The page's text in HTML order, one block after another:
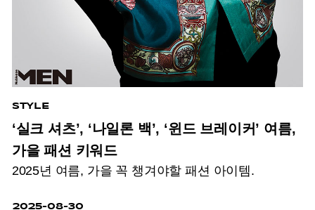
STYLE
‘실크 셔츠’, ‘나일론 백’, ‘윈드 브레이커’ 여름,
가을 패션 키워드
2025년 여름, 가을 꼭 챙겨야할 패션 아이템.
2025-08-30